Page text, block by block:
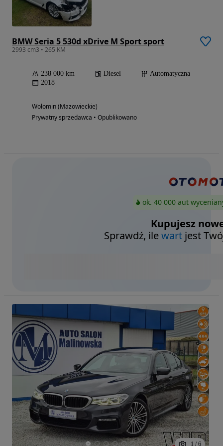
BMW Seria 5 530d xDrive M Sport sport
2993 cm3 • 265 KM
238 000 km Diesel
Automatyczna
2018
Wołomin (Mazowieckie)
Prywatny sprzedawca • Opublikowano
ok. 40 000 aut
Kupujesz
Sprawdź, ilewart jest
1 / 6